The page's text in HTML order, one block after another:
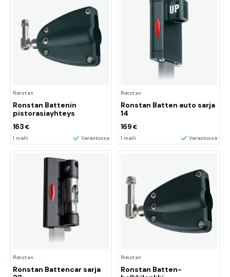
Ronstan
Ronstan Battenin
pistorasiayhteys
163 €
1 malli Varastossa
Ronstan
Ronstan Batten auto sarja
14
169 €
1 malli Varastossa
Ronstan
Ronstan Battencar sarja
Ronstan
Ronstan Batten-